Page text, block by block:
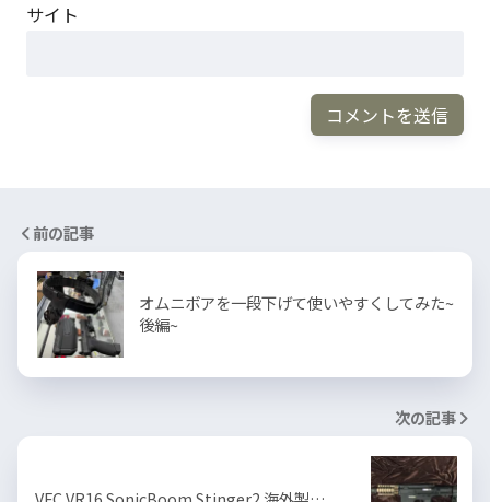
サイト
前の記事
オムニボアを一段下げて使いやすくしてみた~
後編~
次の記事